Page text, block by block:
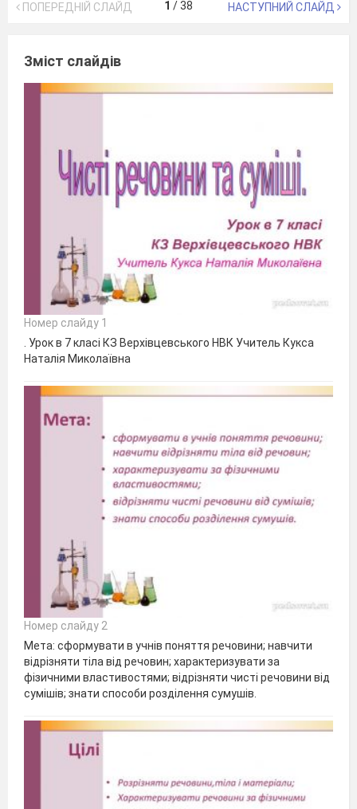
ПОПЕРЕДНІЙ СЛАЙД 1 /38 НАСТУПНИЙ СЛАЙД
Зміст слайдів
Номер слайду 1
. Урок в 7 класі КЗ Верхівцевського НВК Учитель Кукса
Наталія Миколаївна
Номер слайду 2
Мета: сформувати в учнів поняття речовини; навчити
відрізняти тіла від речовин; характеризувати за
фізичними властивостями; відрізняти чисті речовини від
сумішів; знати способи розділення сумушів.